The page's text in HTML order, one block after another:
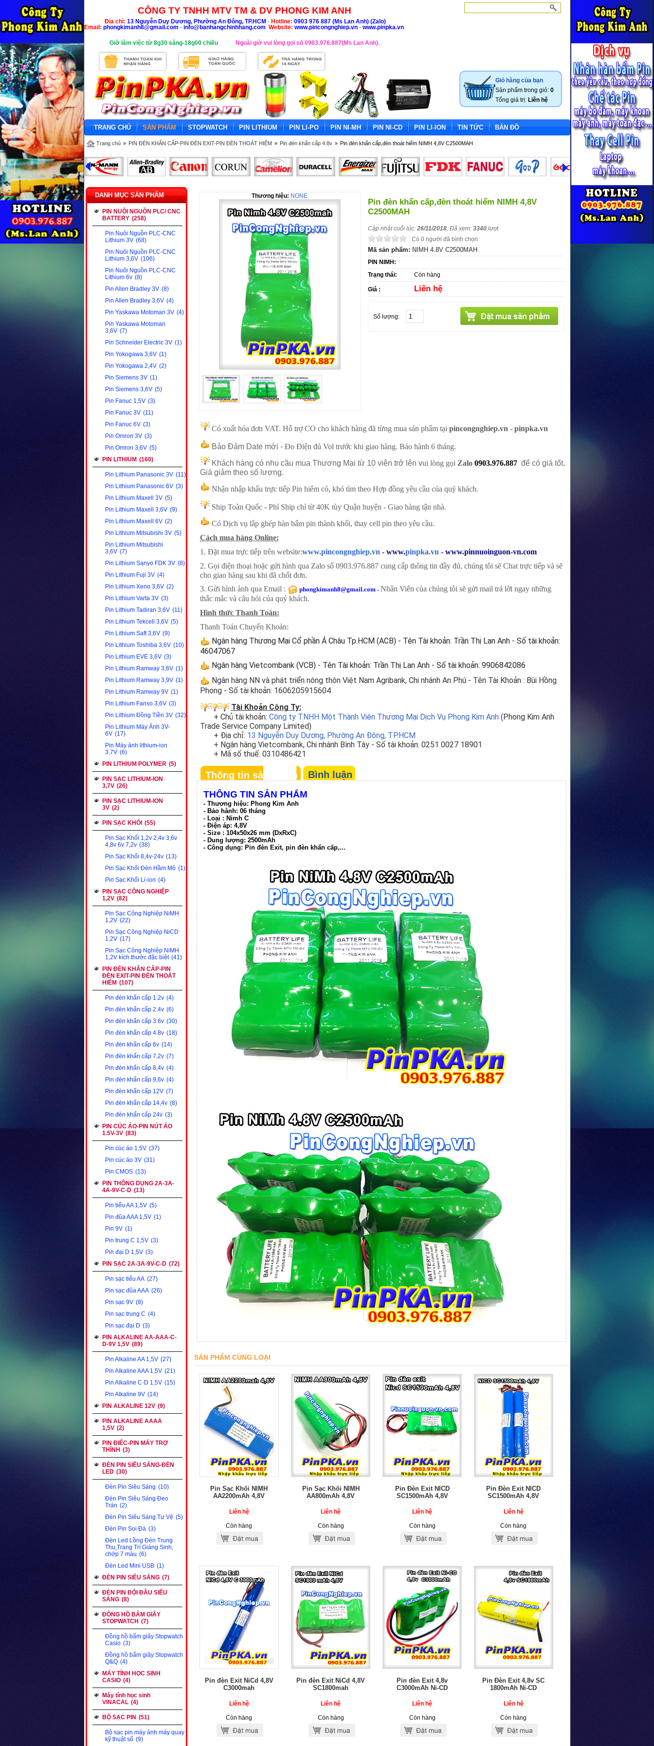
CÔNG TY TNHH MTV TM & DV PHONG KIM ANH
Địa chỉ: 13 Nguyễn Duy Dương, Phường An Đông, TP.HCM - Hotline: 0903 976 887 (Ms Lan Anh) (Zalo)
Email: phongkimanh8@gmail.com -info@banhangchinhhang.com Website: www.pincongnghiep.vn- www.pinpka.vn
Giờ làm việc từ 8g30 sáng-18g00 chiều Ngoài giờ vui lòng gọi số 0903.976.887(Ms Lan Anh).
Giỏ hàng của bạn
Sản phẩm trong giỏ: 0
Tổng giá trị: Liên hệ
TRANG CHỦ SẢN PHẨM STOPWATCH PIN LITHIUM PIN LI-PO PIN NI-MH PIN NI-CD PIN LI-ION TIN TỨC BẢN ĐỒ
Trang chủ » PIN ĐÈN KHẨN CẤP-PIN ĐÈN EXIT-PIN ĐÈN THOÁT HIỂM » Pin đèn khẩn cấp 4.8v » Pin đèn khẩn cấp,đèn thoát hiểm NIMH 4,8V C2500MAH
DANH MỤC SẢN PHẨM
PIN NUÔI NGUỒN PLC/ CNC
BATTERY (258)
Pin Nuôi Nguồn PLC-CNC
Lithium 3V (68)
Pin Nuôi Nguồn PLC-CNC
Lithium 3,6V (106)
Pin Nuôi Nguồn PLC-CNC
Lithium 6v (8)
Pin Allen Bradley 3V (8)
Pin Allen Bradley 3,6V (4)
Pin Yaskawa Motoman 3V (4)
Pin Yaskawa Motoman
3,6V (7)
Pin Schneider Electric 3V (1)
Pin Yokogawa 3,6V (1)
Pin Yokogawa 2,4V (2)
Pin Siemens 3V (1)
Pin Siemens 3,6V (5)
Pin Fanuc 1,5V (3)
Pin Fanuc 3V (11)
Pin Fanuc 6V (3)
Pin Omron 3V (3)
Pin Omron 3,6V (5)
PIN LITHIUM (160)
Pin Lithium Panasonic 3V (11)
Pin Lithium Panasonic 6V (3)
Pin Lithium Maxell 3V (5)
Pin Lithium Maxell 3,6V (9)
Pin Lithium Maxell 6V (2)
Pin Lithium Mitsubishi 3V (5)
Pin Lithium Mitsubishi
3,6V (7)
Pin Lithium Sanyo FDK 3V (8)
Pin Lithium Fuji 3V (4)
Pin Lithium Xeno 3,6V (2)
Pin Lithium Varta 3V (3)
Pin Lithium Tadiran 3,6V (11)
Pin Lithium Tekcell 3,6V (5)
Pin Lithium Saft 3,6V (9)
Pin Lithium Toshiba 3,6V (10)
Pin Lithium EVE 3,6V (3)
Pin Lithium Ramway 3,6V (1)
Pin Lithium Ramway 3,9V (1)
Pin Lithium Ramway 9V (1)
Pin Lithium Fanso 3,6V (3)
Pin Lithium Đồng Tiền 3V (32)
Pin Lithium Máy Ảnh 3V-
6V (17)
Pin Máy ảnh lithium-ion
3,7V (6)
PIN LITHIUM POLYMER (5)
PIN SẠC LITHIUM-ION
3,7V (26)
PIN SẠC LITHIUM-ION
3V (2)
PIN SẠC KHỐI (55)
Pin Sạc Khối 1,2v 2,4v 3,6v
4,8v 6v 7,2v (38)
Pin Sạc Khối 8,4v-24v (13)
Pin Sạc Khối Đèn Hầm Mỏ (1)
Pin Sạc Khối Li-ion (4)
PIN SẠC CÔNG NGHIỆP
1,2V (82)
Pin Sạc Công Nghiệp NiMH
1,2V (22)
Pin Sạc Công Nghiệp NiCD
1,2V (17)
Pin Sạc Công Nghiệp NiMH
1,2V kích thước đặc biệt (41)
PIN ĐÈN KHẨN CẤP-PIN
ĐÈN EXIT-PIN ĐÈN THOÁT
HIỂM (107)
Pin đèn khẩn cấp 1.2v (4)
Pin đèn khẩn cấp 2.4v (6)
Pin đèn khẩn cấp 3.6v (30)
Pin đèn khẩn cấp 4.8v (18)
Pin đèn khẩn cấp 6v (14)
Pin đèn khẩn cấp 7,2v (7)
Pin đèn khẩn cấp 8,4v (4)
Pin đèn khẩn cấp 9,6v (4)
Pin đèn khẩn cấp 12V (7)
Pin đèn khẩn cấp 14,4v (8)
Pin đèn khẩn cấp 24v (3)
PIN CÚC ÁO-PIN NÚT ÁO
1.5V-3V (83)
Pin cúc áo 1,5V (37)
Pin cúc áo 3V (31)
Pin CMOS (13)
PIN THÔNG DỤNG 2A-3A-
4A-9V-C-D (13)
Pin tiểu AA 1,5V (5)
Pin đũa AAA 1,5V (1)
Pin 9V (1)
Pin trung C 1,5V (3)
Pin đại D 1,5V (3)
PIN SẠC 2A-3A-9V-C-D (72)
Pin sạc tiểu AA (27)
Pin sạc đũa AAA (26)
Pin sạc 9V (8)
Pin sạc trung C (4)
Pin sạc đại D (3)
PIN ALKALINE AA-AAA-C-
D-9V 1,5V (89)
Pin Alkaline AA 1,5V (27)
Pin Alkaline AAA 1,5V (21)
Pin Alkaline C-D 1,5V (15)
Pin Alkaline 9V (14)
PIN ALKALINE 12V (9)
PIN ALKALINE AAAA
1,5V (2)
PIN ĐIẾC-PIN MÁY TRỢ
THÍNH (3)
ĐÈN PIN SIÊU SÁNG-ĐÈN
LED (30)
Đèn Pin Siêu Sáng (10)
Đèn Pin Siêu Sáng Đeo
Trán (2)
Đèn Pin Siêu Sáng Tự Vệ (5)
Đèn Pin Soi Đá (3)
Đèn Led Lồng Đèn Trung
Thu,Trang Trí Giáng Sinh,
chớp 7 màu (6)
Đèn Led Mini USB (1)
ĐÈN PIN SIÊU SÁNG (7)
ĐÈN PIN ĐỘI ĐẦU SIÊU
SÁNG (8)
ĐỒNG HỒ BẤM GIÂY
STOPWATCH (7)
Đồng hồ bấm giây Stopwatch
Casio (3)
Đồng hồ bấm giây Stopwatch
Q&Q (4)
MÁY TÍNH HỌC SINH
CASIO (4)
Máy tính học sinh
VINACAL (4)
BỘ SẠC PIN (51)
Bộ sạc pin máy ảnh máy quay
kỹ thuật số (9)
Thương hiệu: NONE
Pin đèn khẩn cấp,đèn thoát hiểm NIMH 4,8V
C2500MAH
Cập nhật cuối lúc: 26/11/2018, Đã xem: 3340lượt
Có 0 người đã bình chọn
Mã sản phẩm: NIMH 4.8V C2500MAH
PIN NIMH:
Trạng thái:
Còn hàng
Giá : Liên hệ
Số lượng:
Có xuất hóa đơn VAT. Hỗ trợ CO cho khách hàng đã từng mua sản phẩm tại pincongnghiep.vn - pinpka.vn
Bảo Đảm Date mới - Đo Điện đủ Vol trước khi giao hàng. Bảo hành 6 tháng.
Khách hàng có nhu cầu mua Thương Mại từ 10 viên trở lên vui lòng gọi Zalo 0903.976.887 để có giá tốt,
Giá giảm theo số lượng.
Nhận nhập khẩu trực tiếp Pin hiếm có, khó tìm theo Hợp đồng yêu cầu của quý khách.
Ship Toàn Quốc - Phí Ship chỉ từ 40K tùy Quận huyện - Giao hàng tận nhà.
Có Dịch vụ lắp ghép hàn bấm pin thành khối, thay cell pin theo yêu cầu.
Cách mua hàng Online:
1. Đặt mua trực tiếp trên website:www.pincongnghiep.vn - www.pinpka.vn - www.pinnuoinguon-vn.com
2. Gọi điện thoại hoặc gửi hình qua Zalo số 0903.976.887 cung cấp thông tin đầy đủ, chúng tôi sẽ Chat trực tiếp và sẽ
cho giao hàng sau khi đã chốt đơn.
3. Gửi hình ảnh qua Email :
phongkimanh8@gmail.com- Nhân Viên của chúng tôi sẽ gửi mail trả lời ngay những
thắc mắc và câu hỏi của quý khách.
Hình thức Thanh Toán:
Thanh Toán Chuyển Khoản:
Ngân hàng Thương Mại Cổ phần Á Châu Tp.HCM (ACB) - Tên Tài khoản: Trần Thị Lan Anh - Số tài khoản:
46047067
Ngân hàng Vietcombank (VCB) - Tên Tài khoản: Trần Thị Lan Anh - Số tài khoản: 9906842086
Ngân hàng NN và phát triển nông thôn Việt Nam Agribank, Chi nhánh An Phú - Tên Tài Khoản : Bùi Hồng
Phong - Số tài khoản: 1606205915604
Tài Khoản Công Ty:
+ Chủ tài khoản: Công ty TNHH Một Thành Viên Thương Mại Dịch Vụ Phong Kim Anh(Phong Kim Anh
Trade Service Company Limited)
+ Địa chỉ: 13 Nguyễn Duy Dương, Phường An Đông, TP.HCM
+ Ngân hàng Vietcombank, Chi nhánh Bình Tây - Số tài khoản: 0251 0027 18901
+ Mã số thuế: 0310486421
Thông tin sản phẩm Bình luận
THÔNG TIN SẢN PHẨM
- Thương hiệu: Phong Kim Anh
- Bảo hành: 06 tháng
- Loại : Nimh C
- Điện áp: 4,8V
- Size : 104x50x26 mm (DxRxC)
- Dung lượng: 2500mAh
- Công dụng: Pin đèn Exit, pin đèn khẩn cấp,...
SẢN PHẨM CÙNG LOẠI
Pin Sạc Khối NIMH
AA2200mAh 4,8V
Liên hệ
Còn hàng
Pin Sạc Khối NIMH
AA800mAh 4,8V
Liên hệ
Còn hàng
Pin Đèn Exit NICD
SC1500mAh 4,8V
Liên hệ
Còn hàng
Pin Đèn Exit NICD
SC1500mAh 4,8V
Liên hệ
Còn hàng
Pin đèn Exit NiCd 4,8V
C3000mah
Liên hệ
Còn hàng
Pin đèn Exit NiCd 4,8V
SC1800mah
Liên hệ
Còn hàng
Pin đèn Exit 4,8v
C3000mAh Ni-CD
Liên hệ
Còn hàng
Pin Đèn Exit 4,8v SC
1800mAh Ni-CD
Liên hệ
Còn hàng